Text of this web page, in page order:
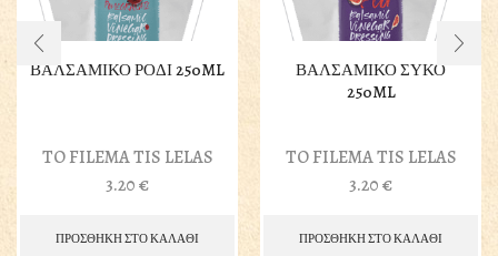
ΒΑΛΣΑΜΙΚΟ ΡΟΔΙ 250ML
TO FILEMA TIS LELAS
3.20€
ΠΡΟΣΘΗΚΗ ΣΤΟ ΚΑΛΑΘΙ
ΒΑΛΣΑΜΙΚΟ ΣΥΚΟ
250ML
TO FILEMA TIS LELAS
3.20€
ΠΡΟΣΘΗΚΗ ΣΤΟ ΚΑΛΑΘΙ